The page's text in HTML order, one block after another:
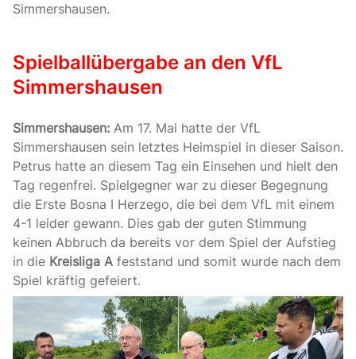
Simmershausen.
Spielballübergabe an den VfL
Simmershausen
Simmershausen: Am 17. Mai hatte der VfL
Simmershausen sein letztes Heimspiel in dieser Saison.
Petrus hatte an diesem Tag ein Einsehen und hielt den
Tag regenfrei. Spielgegner war zu dieser Begegnung
die Erste Bosna I Herzego, die bei dem VfL mit einem
4-1 leider gewann. Dies gab der guten Stimmung
keinen Abbruch da bereits vor dem Spiel der Aufstieg
in die Kreisliga A feststand und somit wurde nach dem
Spiel kräftig gefeiert.